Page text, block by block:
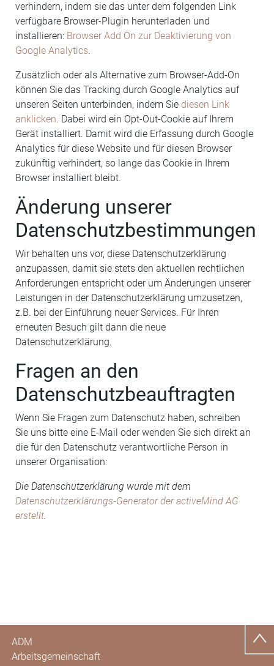
verhindern, indem sie das unter dem folgenden Link
verfügbare Browser-Plugin herunterladen und
installieren: Browser Add On zur Deaktivierung von
Google Analytics.
Zusätzlich oder als Alternative zum Browser-Add-On
können Sie das Tracking durch Google Analytics auf
unseren Seiten unterbinden, indem Sie diesen Link
anklicken. Dabei wird ein Opt-Out-Cookie auf Ihrem
Gerät installiert. Damit wird die Erfassung durch Google
Analytics für diese Website und für diesen Browser
zukünftig verhindert, so lange das Cookie in Ihrem
Browser installiert bleibt.
Änderung unserer
Datenschutzbestimmungen
Wir behalten uns vor, diese Datenschutzerklärung
anzupassen, damit sie stets den aktuellen rechtlichen
Anforderungen entspricht oder um Änderungen unserer
Leistungen in der Datenschutzerklärung umzusetzen,
z.B. bei der Einführung neuer Services. Für Ihren
erneuten Besuch gilt dann die neue
Datenschutzerklärung.
Fragen an den
Datenschutzbeauftragten
Wenn Sie Fragen zum Datenschutz haben, schreiben
Sie uns bitte eine E-Mail oder wenden Sie sich direkt an
die für den Datenschutz verantwortliche Person in
unserer Organisation:
Die Datenschutzerklärung wurde mit dem
Datenschutzerklärungs-Generator der activeMind AG
erstellt.
ADM
Arbeitsgemeinschaft